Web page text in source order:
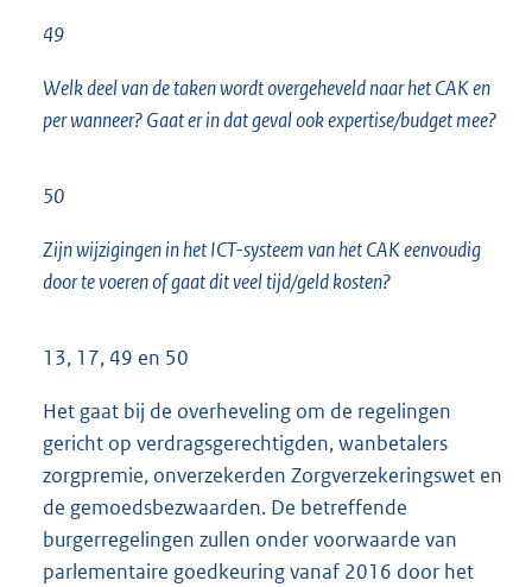
49
Welk deel van de taken wordt overgeheveld naar het CAK en
per wanneer? Gaat er in dat geval ook expertise/budget mee?
50
Zijn wijzigingen in het ICT-systeem van het CAK eenvoudig
door te voeren of gaat dit veel tijd/geld kosten?
13, 17, 49 en 50
Het gaat bij de overheveling om de regelingen
gericht op verdragsgerechtigden, wanbetalers
zorgpremie, onverzekerden Zorgverzekeringswet en
de gemoedsbezwaarden. De betreffende
burgerregelingen zullen onder voorwaarde van
parlementaire goedkeuring vanaf 2016 door het